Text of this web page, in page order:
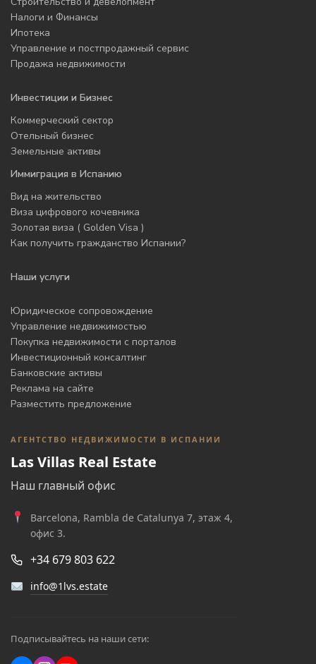
Налоги и Финансы
Ипотека
Управление и постпродажный сервис
Продажа недвижимости
Инвестиции и Бизнес
Коммерческий сектор
Отельный бизнес
Земельные активы
Иммиграция в Испанию
Вид на жительство
Виза цифрового кочевника
Золотая виза ( Golden Visa )
Как получить гражданство Испании?
Наши услуги
Юридическое сопровождение
Управление недвижимостью
Покупка недвижимости с порталов
Инвестиционный консалтинг
Банковские активы
Реклама на сайте
Разместить предложение
АГЕНТСТВО НЕДВИЖИМОСТИ В ИСПАНИИ
Las Villas Real Estate
Наш главный офис
Barcelona, Rambla de Catalunya 7, этаж 4,
офис 3.
+34 679 803 622
info@1lvs.estate
Подписывайтесь на наши сети: